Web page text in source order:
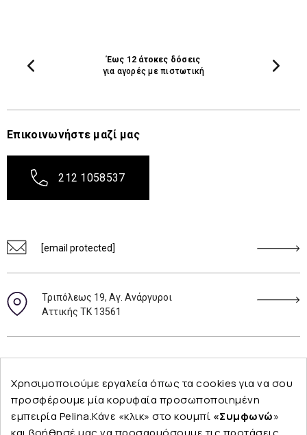
Έως 12 άτοκες δόσεις
για αγορές με πιστωτική
Επικοινωνήστε μαζί μας
212 1058537
[email protected]
Τριπόλεως 19, Αγ. Ανάργυροι
Αττικής ΤΚ 13561
Χρησιμοποιούμε εργαλεία όπως τα cookies για να σου
προσφέρουμε μία κορυφαία προσωποποιημένη
εμπειρία Pelina.Κάνε «κλικ» στο κουμπί «Συμφωνώ»